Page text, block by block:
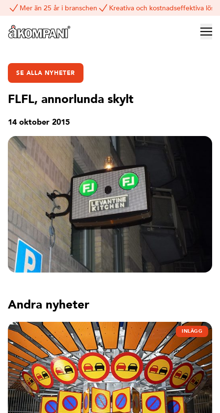
Mer än 25 år i branschen Kreativa och kostnadseffektiva
SE ALLA NYHETER
FLFL, annorlunda skylt
14 oktober 2015
Andra nyheter
INLÄGG